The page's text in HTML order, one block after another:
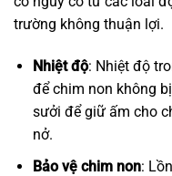
trường không thuận lợi.
Nhiệt độ: Nhiệt độ
để chim non không
sưởi để giữ ấm cho
nở.
Bảo vệ chim non: